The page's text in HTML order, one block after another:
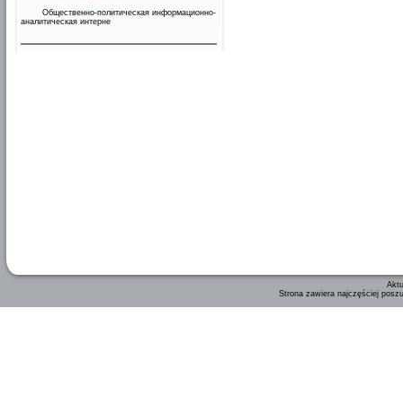
Общественно-политическая информационно-
аналитическая интерне
Strona zawiera najczęściej